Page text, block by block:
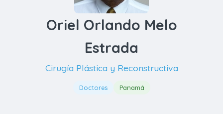
Oriel Orlando Melo
Estrada
Cirugía Plástica y Reconstructiva
Doctores Panamá